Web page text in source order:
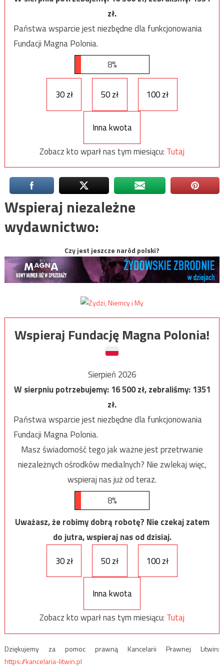
zł.
Państwa wsparcie jest niezbędne dla funkcjonowania
Fundacji Magna Polonia.
8%
30 zł 50 zł 100 zł
Inna kwota
Zobacz kto wparł nas tym miesiącu: Tutaj
Wspieraj niezależne
wydawnictwo:
Czy jest jeszcze naród polski?
Wspieraj Fundację Magna Polonia!
Sierpień 2026
W sierpniu potrzebujemy:16 500zł, zebraliśmy:1351
zł.
Państwa wsparcie jest niezbędne dla funkcjonowania
Fundacji Magna Polonia.
Masz świadomość tego jak ważne jest przetrwanie
niezależnych ośrodków medialnych? Nie zwlekaj więc,
wspieraj nas już od teraz.
8%
Uważasz, że robimy dobrą robotę? Nie czekaj zatem
do jutra, wspieraj nas od dzisiaj.
30 zł
50 zł 100 zł
Inna kwota
Zobacz kto wparł nas tym miesiącu: Tutaj
Dziękujemy za pomoc prawną Kancelarii Prawnej Litwin:
https://kancelaria-litwin.pl